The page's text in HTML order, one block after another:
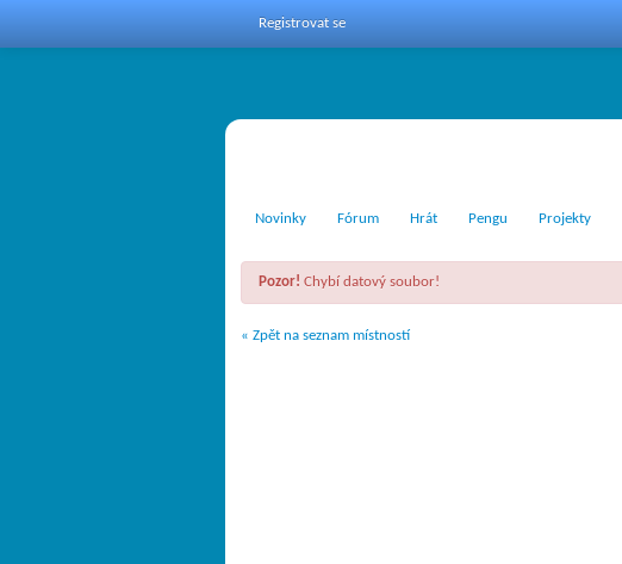
Registrovat se
Novinky Fórum Hrát Pengu Projekty
Pozor! Chybí datový soubor!
« Zpět na seznam místností